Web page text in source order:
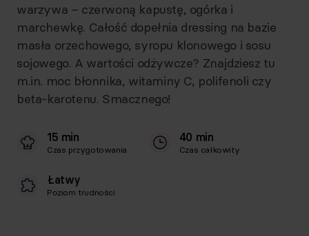
warzywa – czerwoną kapustę, ogórka i
marchewkę. Całość dopełnia dressing na bazie
masła orzechowego, syropu klonowego i sosu
sojowego. A wartości odżywcze? Znajdziesz tu
m.in. moc błonnika, witaminy C, polifenoli czy
beta-karotenu. Smacznego!
15 min
Czas przygotowania
40 min
Czas całkowity
Łatwy
Poziom trudności